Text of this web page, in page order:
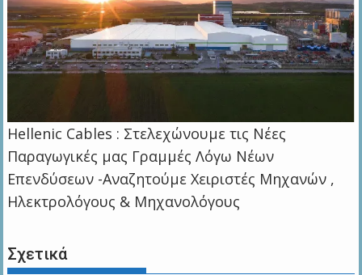
Hellenic Cables : Στελεχώνουμε τις Νέες
Παραγωγικές μας Γραμμές Λόγω Νέων
Επενδύσεων -Αναζητούμε Χειριστές Μηχανών ,
Ηλεκτρολόγους & Μηχανολόγους
Σχετικά